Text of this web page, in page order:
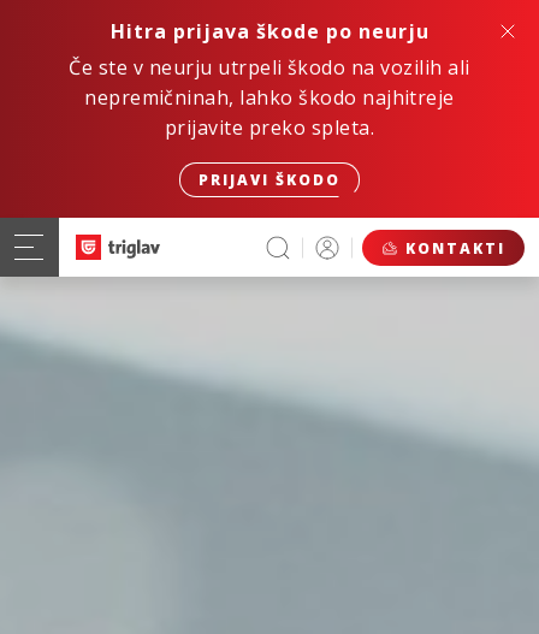
Hitra prijava škode po neurju
Če ste v neurju utrpeli škodo na vozilih ali
nepremičninah, lahko škodo najhitreje
prijavite preko spleta.
PRIJAVI ŠKODO
KONTAKTI